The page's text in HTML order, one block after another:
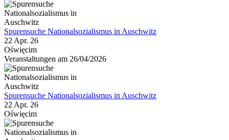
Spurensuche Nationalsozialismus in Auschwitz
22 Apr. 26
Oświęcim
Veranstaltungen am 26/04/2026
Spurensuche Nationalsozialismus in Auschwitz
22 Apr. 26
Oświęcim